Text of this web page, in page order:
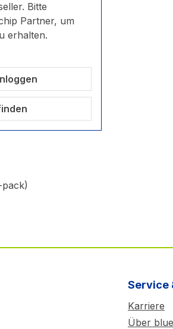
Bitte
Partner, um
erhalten.
pack)
Service
Karriere
Über